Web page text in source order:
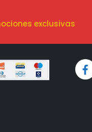
exclusivas